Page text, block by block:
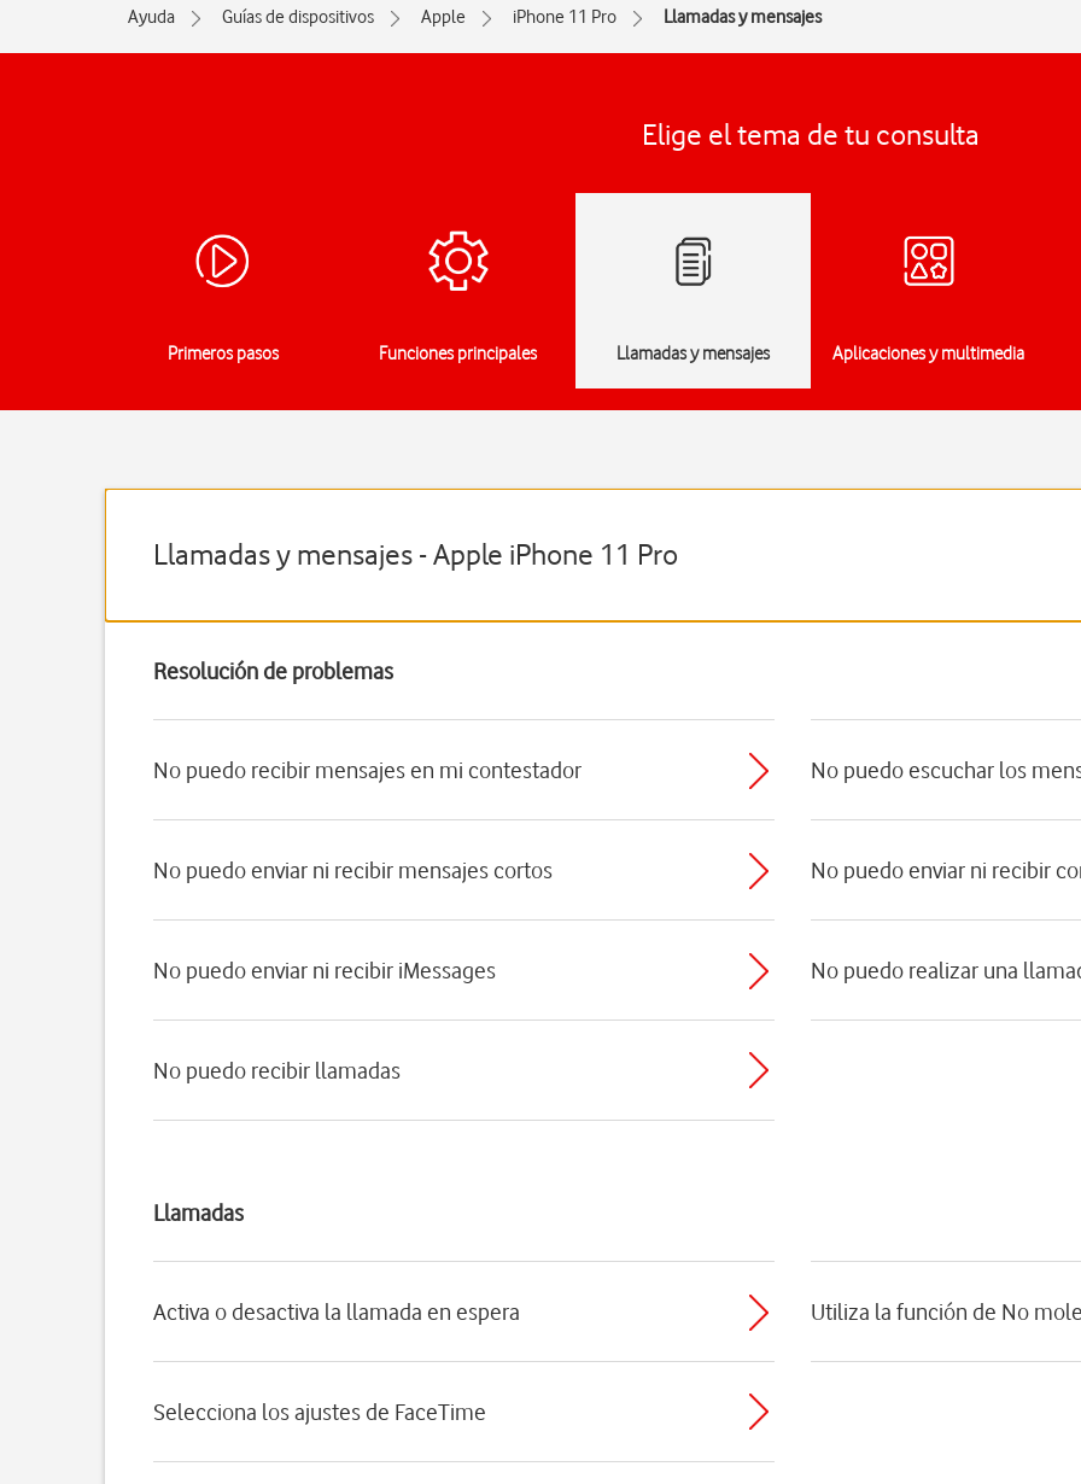
Ayuda Guías de dispositivos Apple iPhone 11 Pro Llamadas y mensajes
Elige el tema de tu consulta
Primeros pasos Funciones principales Llamadas y mensajes Aplicaciones y multimedia
Llamadas y mensajes - Apple iPhone 11 Pro
Resolución de problemas
No puedo recibir mensajes en mi contestador No puedo escuchar los
No puedo enviar ni recibir mensajes cortos No puedo enviar ni recibir
No puedo enviar ni recibir iMessages No puedo realizar una
No puedo recibir llamadas
Llamadas
Activa o desactiva la llamada en espera Utiliza la función de No
Selecciona los ajustes de FaceTime